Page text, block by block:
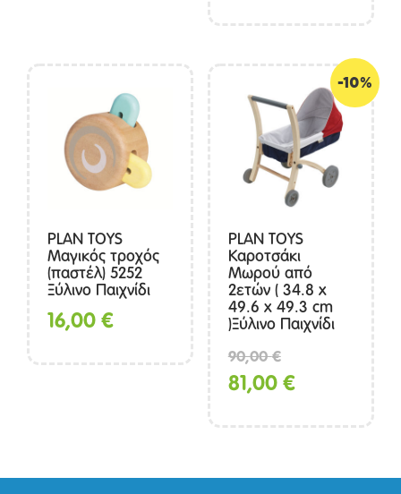
είναι:
63,00 €.
PLAN TOYS
Μαγικός τροχός
(παστέλ) 5252
Ξύλινο Παιχνίδι
16,00€
-10%
PLAN TOYS
Καροτσάκι
Μωρού από
2ετών ( 34.8 x
49.6 x 49.3 cm
)Ξύλινο Παιχνίδι
90,00€
price
81,00€